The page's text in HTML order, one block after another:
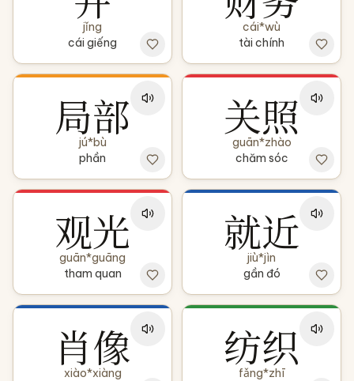
jǐng
cái giếng
cái*wù
tài chính
局部
jú*bù
phần
关照
guān*zhào
chăm sóc
观光
guān*guāng
tham quan
就近
jiù*jìn
gần đó
肖像
xiào*xiàng
纺织
fǎng*zhī